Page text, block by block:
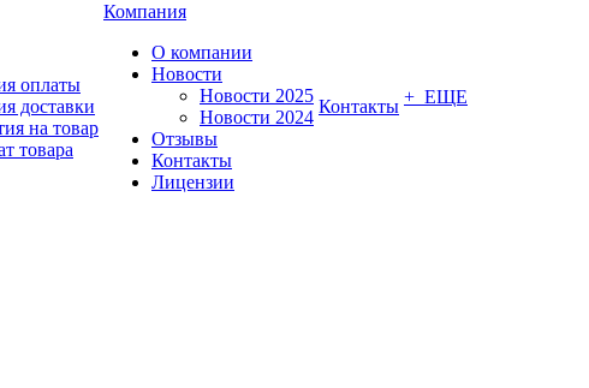
оплаты
доставки
на товар
товара
Компания
О компании
Новости
Новости 2025
Новости 2024
Отзывы
Контакты
Лицензии
Контакты + ЕЩЕ